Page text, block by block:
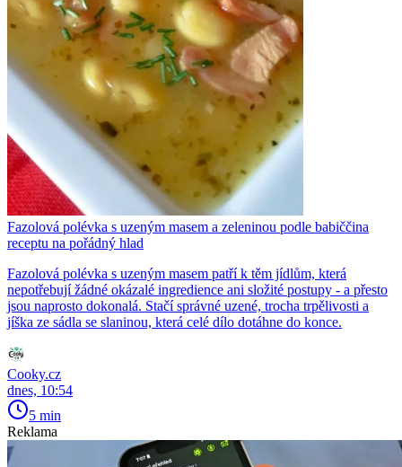
Fazolová polévka s uzeným masem a zeleninou podle babiččina
receptu na pořádný hlad
Fazolová polévka s uzeným masem patří k těm jídlům, která
nepotřebují žádné okázalé ingredience ani složité postupy - a přesto
jsou naprosto dokonalá. Stačí správné uzené, trocha trpělivosti a
jíška ze sádla se slaninou, která celé dílo dotáhne do konce.
Cooky.cz
dnes, 10:54
5 min
Reklama